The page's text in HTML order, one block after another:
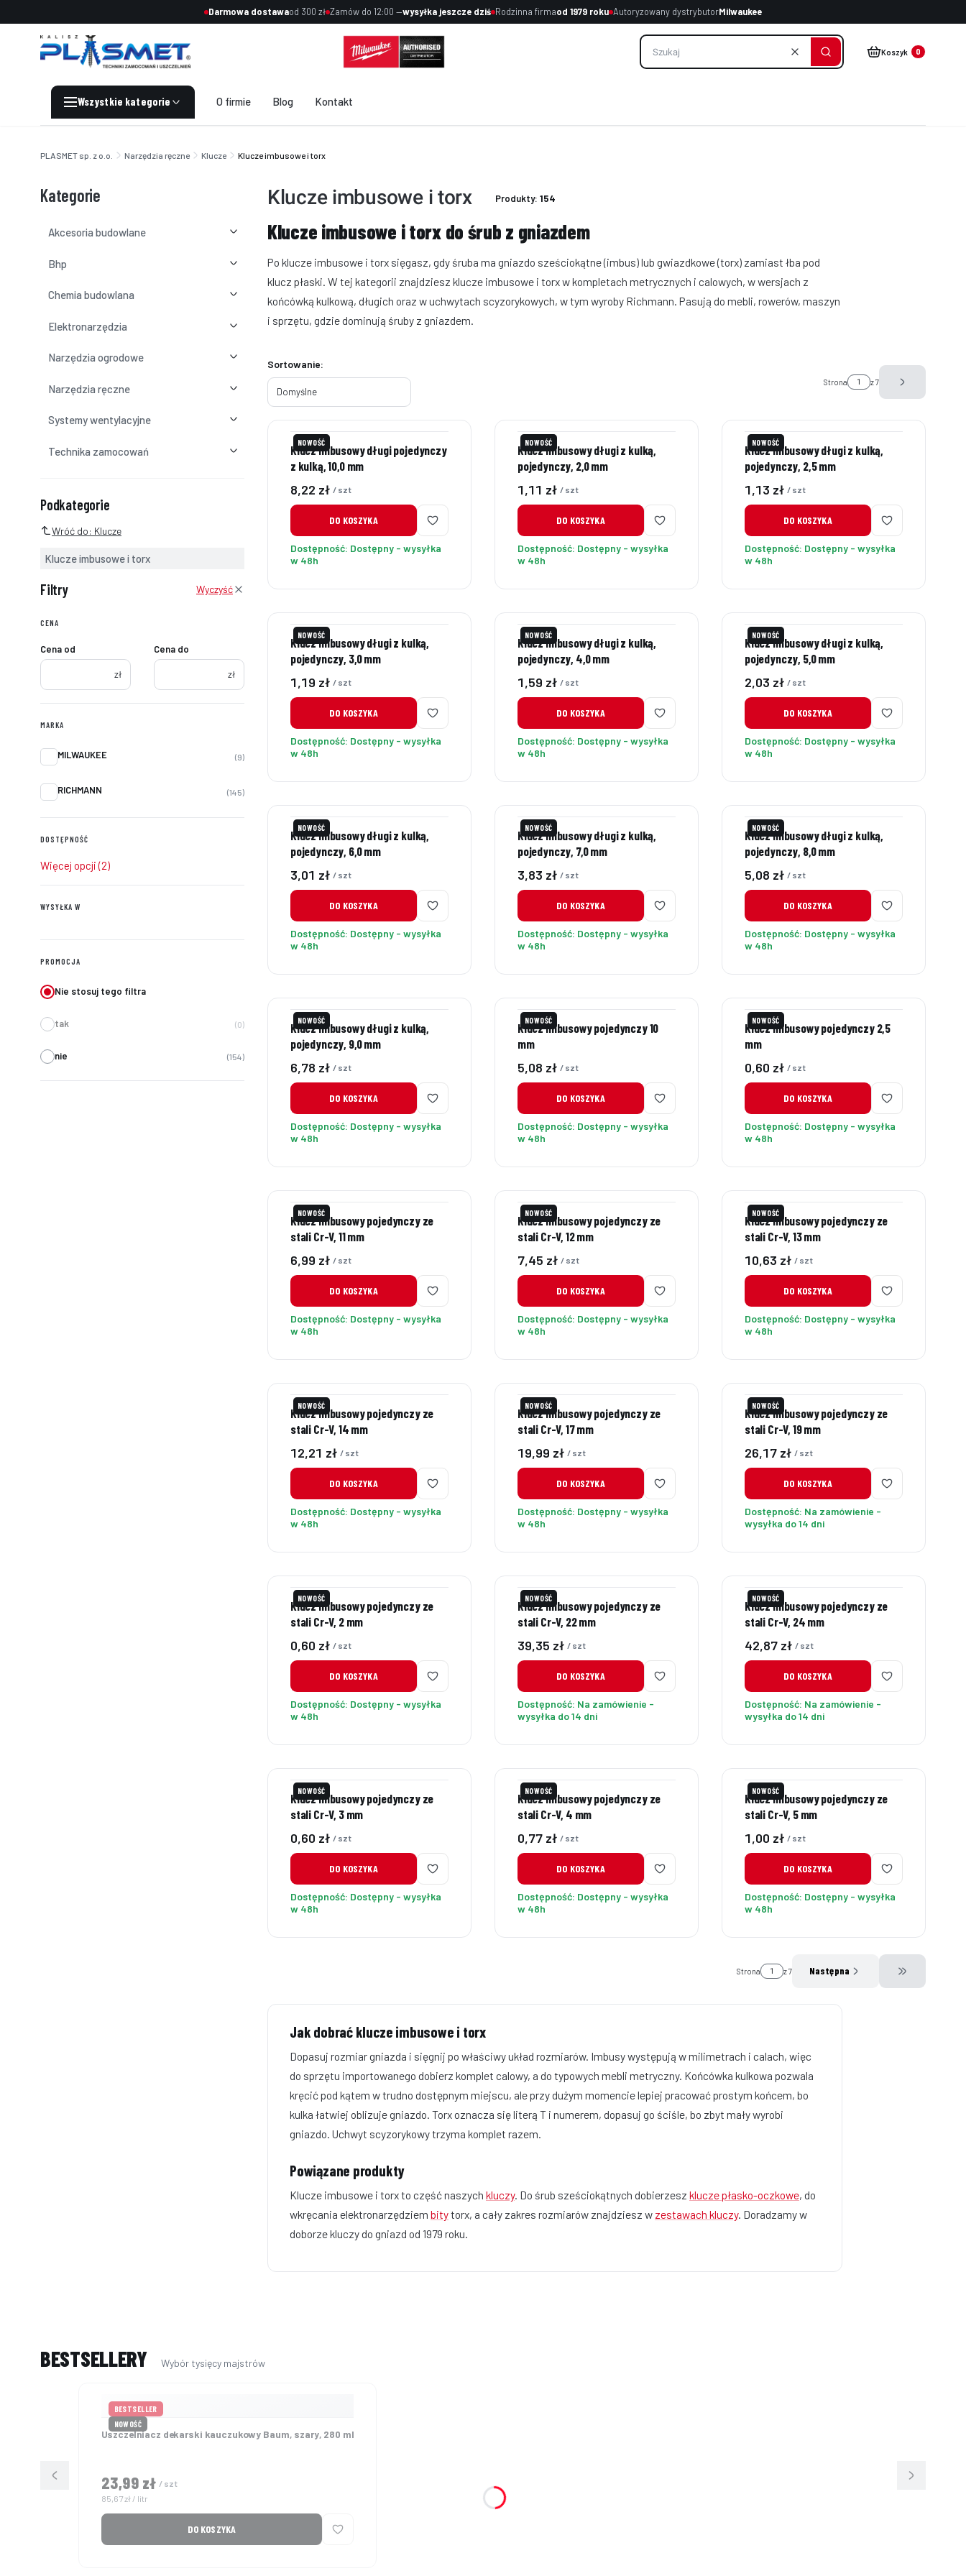
Darmowa dostawaod 300 zł Zamów do 12:00 —wysyłka jeszcze dziś Rodzinna firmaod 1979 roku Autoryzowany dystrybutorMilwaukee
WyczyśćSzukaj Koszyk
O firmie Blog Kontakt
PLASMET sp. z o.o. Narzędzia ręczne Klucze Klucze imbusowe i torx
Kategorie
Akcesoria budowlane
Bhp
Chemia budowlana
Elektronarzędzia
Narzędzia ogrodowe
Narzędzia ręczne
Systemy wentylacyjne
Technika zamocowań
Podkategorie
Wróć do: Klucze
Klucze imbusowe i torx
Filtry Wyczyść
CENA
Cena od
zł
Cena do
zł
MARKA
MarkaMILWAUKEE 9
RICHMANN 145
DOSTĘPNOŚĆ
Dostępność
Więcej opcji (2)
WYSYŁKA W
PROMOCJA
Nie stosuj tego filtra
tak 0
nie 154
Klucze imbusowe i torx Produkty: 154
Klucze imbusowe i torx do śrub z gniazdem
Po klucze imbusowe i torx sięgasz, gdy śruba ma gniazdo sześciokątne (imbus) lub gwiazdkowe (torx) zamiast łba pod
klucz płaski. W tej kategorii znajdziesz klucze imbusowe i torx w kompletach metrycznych i calowych, w wersjach z
końcówką kulkową, długich oraz w uchwytach scyzorykowych, w tym wyroby Richmann. Pasują do mebli, rowerów, maszyn
i sprzętu, gdzie dominują śruby z gniazdem.
Lista produktów
Sortowanie:
Domyślne
Strona z 7 Następne
NOWOŚĆ
Klucz imbusowy długi pojedynczy
z kulką, 10,0 mm
Cena
8,22 zł / szt
DO KOSZYKA
Dostępność: Dostępny - wysyłka
w 48h
NOWOŚĆ
Klucz imbusowy długi z kulką,
pojedynczy, 2,0 mm
Cena
1,11 zł / szt
DO KOSZYKA
Dostępność: Dostępny - wysyłka
w 48h
NOWOŚĆ
Klucz imbusowy długi z kulką,
pojedynczy, 2,5 mm
Cena
1,13 zł / szt
DO KOSZYKA
Dostępność: Dostępny - wysyłka
w 48h
NOWOŚĆ
Klucz imbusowy długi z kulką,
pojedynczy, 3,0 mm
Cena
1,19 zł / szt
DO KOSZYKA
Dostępność: Dostępny - wysyłka
w 48h
NOWOŚĆ
Klucz imbusowy długi z kulką,
pojedynczy, 4,0 mm
Cena
1,59 zł / szt
DO KOSZYKA
Dostępność: Dostępny - wysyłka
w 48h
NOWOŚĆ
Klucz imbusowy długi z kulką,
pojedynczy, 5,0 mm
Cena
2,03 zł / szt
DO KOSZYKA
Dostępność: Dostępny - wysyłka
w 48h
NOWOŚĆ
Klucz imbusowy długi z kulką,
pojedynczy, 6,0 mm
Cena
3,01 zł / szt
DO KOSZYKA
Dostępność: Dostępny - wysyłka
w 48h
NOWOŚĆ
Klucz imbusowy długi z kulką,
pojedynczy, 7,0 mm
Cena
3,83 zł / szt
DO KOSZYKA
Dostępność: Dostępny - wysyłka
w 48h
NOWOŚĆ
Klucz imbusowy długi z kulką,
pojedynczy, 8,0 mm
Cena
5,08 zł / szt
DO KOSZYKA
Dostępność: Dostępny - wysyłka
w 48h
NOWOŚĆ
Klucz imbusowy długi z kulką,
pojedynczy, 9,0 mm
Cena
6,78 zł / szt
DO KOSZYKA
Dostępność: Dostępny - wysyłka
w 48h
NOWOŚĆ
Klucz imbusowy pojedynczy 10
mm
Cena
5,08 zł / szt
DO KOSZYKA
Dostępność: Dostępny - wysyłka
w 48h
NOWOŚĆ
Klucz imbusowy pojedynczy 2,5
mm
Cena
0,60 zł / szt
DO KOSZYKA
Dostępność: Dostępny - wysyłka
w 48h
NOWOŚĆ
Klucz imbusowy pojedynczy ze
stali Cr-V, 11 mm
Cena
6,99 zł / szt
DO KOSZYKA
Dostępność: Dostępny - wysyłka
w 48h
NOWOŚĆ
Klucz imbusowy pojedynczy ze
stali Cr-V, 12 mm
Cena
7,45 zł / szt
DO KOSZYKA
Dostępność: Dostępny - wysyłka
w 48h
NOWOŚĆ
Klucz imbusowy pojedynczy ze
stali Cr-V, 13 mm
Cena
10,63 zł / szt
DO KOSZYKA
Dostępność: Dostępny - wysyłka
w 48h
NOWOŚĆ
Klucz imbusowy pojedynczy ze
stali Cr-V, 14 mm
Cena
12,21 zł / szt
DO KOSZYKA
Dostępność: Dostępny - wysyłka
w 48h
NOWOŚĆ
Klucz imbusowy pojedynczy ze
stali Cr-V, 17 mm
Cena
19,99 zł / szt
DO KOSZYKA
Dostępność: Dostępny - wysyłka
w 48h
NOWOŚĆ
Klucz imbusowy pojedynczy ze
stali Cr-V, 19 mm
Cena
26,17 zł / szt
DO KOSZYKA
Dostępność: Na zamówienie -
wysyłka do 14 dni
NOWOŚĆ
Klucz imbusowy pojedynczy ze
stali Cr-V, 2 mm
Cena
0,60 zł / szt
DO KOSZYKA
Dostępność: Dostępny - wysyłka
w 48h
NOWOŚĆ
Klucz imbusowy pojedynczy ze
stali Cr-V, 22 mm
Cena
39,35 zł / szt
DO KOSZYKA
Dostępność: Na zamówienie -
wysyłka do 14 dni
NOWOŚĆ
Klucz imbusowy pojedynczy ze
stali Cr-V, 24 mm
Cena
42,87 zł / szt
DO KOSZYKA
Dostępność: Na zamówienie -
wysyłka do 14 dni
NOWOŚĆ
Klucz imbusowy pojedynczy ze
stali Cr-V, 3 mm
Cena
0,60 zł / szt
DO KOSZYKA
Dostępność: Dostępny - wysyłka
w 48h
NOWOŚĆ
Klucz imbusowy pojedynczy ze
stali Cr-V, 4 mm
Cena
0,77 zł / szt
DO KOSZYKA
Dostępność: Dostępny - wysyłka
w 48h
NOWOŚĆ
Klucz imbusowy pojedynczy ze
stali Cr-V, 5 mm
Cena
1,00 zł / szt
DO KOSZYKA
Dostępność: Dostępny - wysyłka
w 48h
Strona z 7 Następna Przejdź do
Jak dobrać klucze imbusowe i torx
Dopasuj rozmiar gniazda i sięgnij po właściwy układ rozmiarów. Imbusy występują w milimetrach i calach, więc
do sprzętu importowanego dobierz komplet calowy, a do typowych mebli metryczny. Końcówka kulkowa pozwala
kręcić pod kątem w trudno dostępnym miejscu, ale przy dużym momencie lepiej pracować prostym końcem, bo
kulka łatwiej oblizuje gniazdo. Torx oznacza się literą T i numerem, dopasuj go ściśle, bo zbyt mały wyrobi
gniazdo. Uchwyt scyzorykowy trzyma komplet razem.
Powiązane produkty
Klucze imbusowe i torx to część naszych kluczy. Do śrub sześciokątnych dobierzesz klucze płasko-oczkowe, do
wkręcania elektronarzędziem bitytorx, a cały zakres rozmiarów znajdziesz w zestawach kluczy. Doradzamy w
doborze kluczy do gniazd od 1979 roku.
BESTSELLERY
BESTSELLER
NOWOŚĆ
Uszczelniacz dekarski kauczukowy Baum, szary, 280 ml
Cena
23,99 zł / szt
Cena jednostkowa
85,67 zł / litr
DO KOSZYKA